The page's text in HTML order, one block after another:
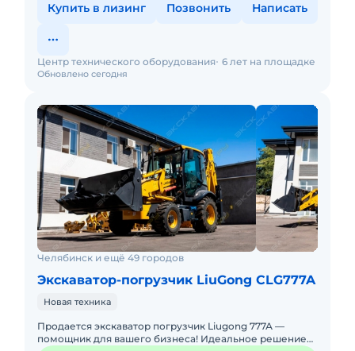
Купить в лизинг Позвонить Написать
Обновлено сегодня
Центр технического оборудования 6 лет на площадке
Челябинск и ещё 49 городов
Экскаватор-погрузчик LiuGong CLG777A
Новая техника
Продается экскаватор погрузчик Liugong 777А —
помощник для вашего бизнеса! Идеальное решение